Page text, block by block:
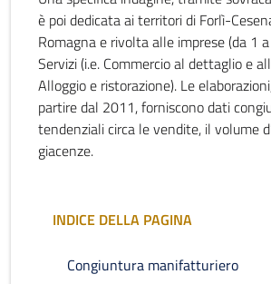
è poi dedicata ai territori di Forlì-
Romagna e rivolta alle imprese (da 1
Servizi (i.e. Commercio al dettaglio e
Alloggio e ristorazione). Le
partire dal 2011, forniscono dati
tendenziali circa le vendite, il volume
giacenze.
INDICE DELLA PAGINA
Congiuntura manifatturiero